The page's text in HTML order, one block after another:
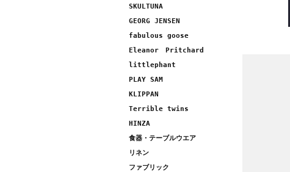
SKULTUNA
GEORG JENSEN
fabulous goose
Eleanor Pritchard
littlephant
PLAY SAM
KLIPPAN
Terrible twins
HINZA
食器・テーブルウエア
リネン
ファブリック